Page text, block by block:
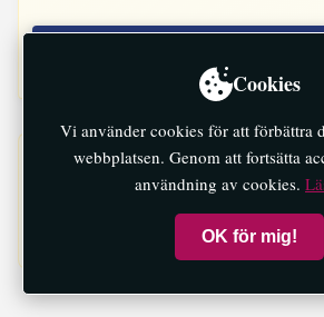
Detta är sponsrat innehåll från Coop
är producerat i samarbete med
publicistisk sed.
Cookies
Vi använder cookies för att förbättra
webbplatsen. Genom att fortsätta
användning av cookies.
OK för mig!